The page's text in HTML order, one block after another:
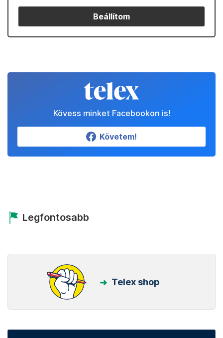
Beállítom
Kövess minket Facebookon is!
Követem!
Legfontosabb
Telex shop